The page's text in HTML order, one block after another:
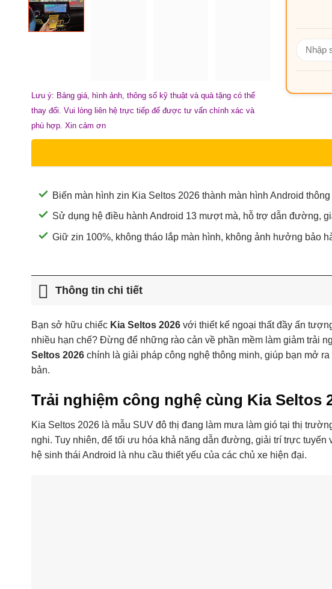
Lưu ý: Bảng giá, hình ảnh, thông số kỹ thuật và quà tặng có thể
thay đổi. Vui lòng liên hệ trực tiếp để được tư vấn chính xác và
phù hợp. Xin cảm ơn
Biến màn hình zin Kia Seltos 2026 thành màn hình Android
Sử dụng hệ điều hành Android 13 mượt mà, hỗ trợ dẫn đường,
Giữ zin 100%, không tháo lắp màn hình, không ảnh hưởng bảo
Thông tin chi tiết
Bạn sở hữu chiếc Kia Seltos 2026 với thiết kế ngoại thất đầy ấn
nhiều hạn chế? Đừng để những rào cản về phần mềm làm giảm trải
Seltos 2026 chính là giải pháp công nghệ thông minh, giúp bạn mở
bản.
Trải nghiệm công nghệ cùng Kia Seltos
Kia Seltos 2026 là mẫu SUV đô thị đang làm mưa làm gió tại thị
nghi. Tuy nhiên, để tối ưu hóa khả năng dẫn đường, giải trí trực
hệ sinh thái Android là nhu cầu thiết yếu của các chủ xe hiện đại.